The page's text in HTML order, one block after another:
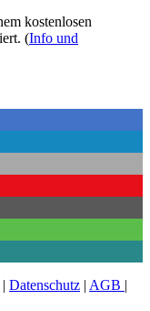
kostenlosen
(Info und
| Datenschutz | AGB |